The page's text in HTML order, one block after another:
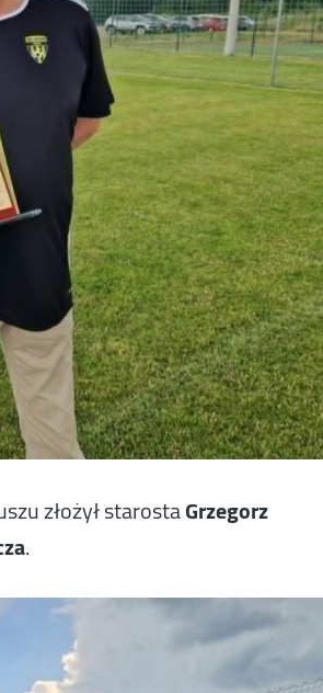
złożył starostaGrzegorz
.